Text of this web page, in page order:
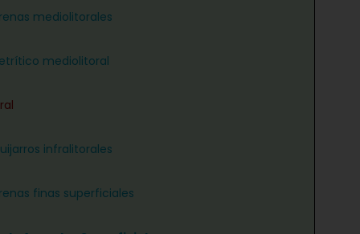
mediolitorales
mediolitoral
infralitorales
finas superficiales